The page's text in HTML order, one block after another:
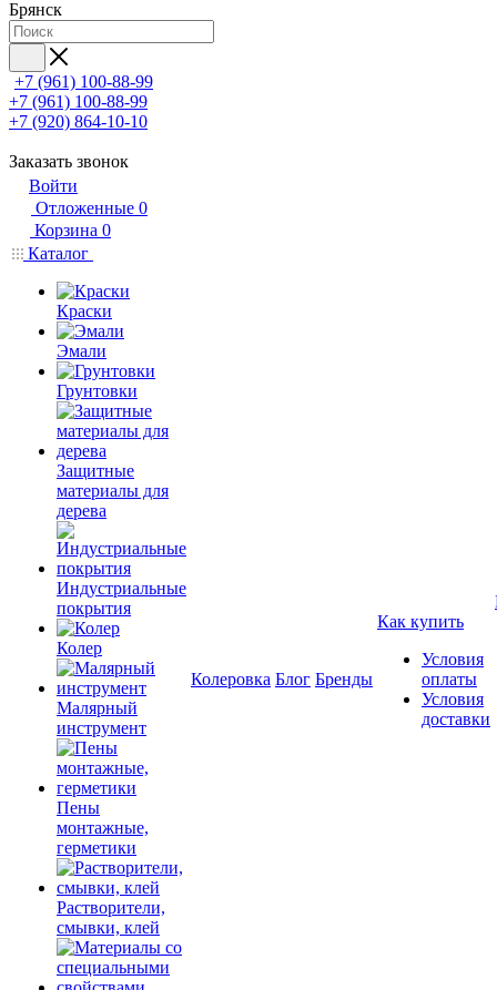
Брянск
+7 (961) 100-88-99
+7 (961) 100-88-99
+7 (920) 864-10-10
Заказать звонок
Войти
Отложенные 0
Корзина 0
Каталог
Краски
Эмали
Грунтовки
Защитные
материалы для
дерева
Индустриальные
покрытия
Колер
Малярный
инструмент
Пены
монтажные,
герметики
Растворители,
смывки, клей
Колеровка Блог Бренды
Как купить
Условия
оплаты
Условия
доставки